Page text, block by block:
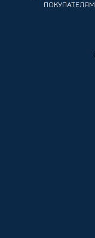
ПОКУПАТЕЛЯМ